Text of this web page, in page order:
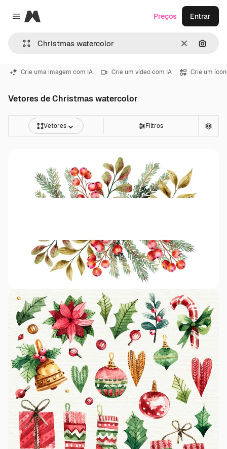
Close menu
Magnific
Limpar
Preços Entrar
Crie uma imagem com IA Crie um vídeo com IA Crie um
Vetores de Christmas watercolor
Vetores Filtros